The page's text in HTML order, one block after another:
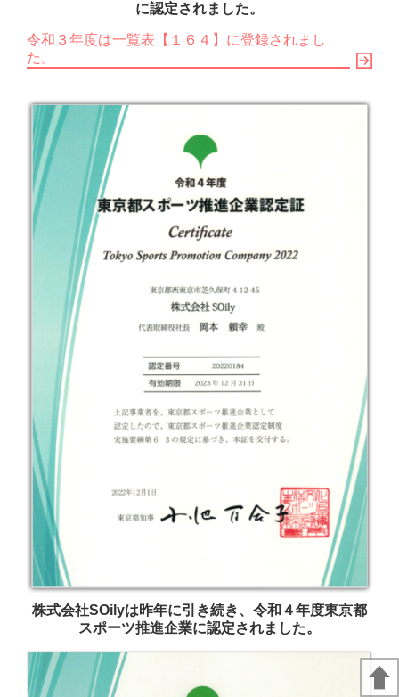
に認定されました。
令和３年度は一覧表【１６４】に登録されまし
た。
株式会社SOilyは昨年に引き続き、令和４年度東京都
スポーツ推進企業に認定されました。